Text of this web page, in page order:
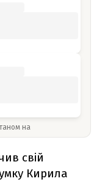
на
свій
Кирила